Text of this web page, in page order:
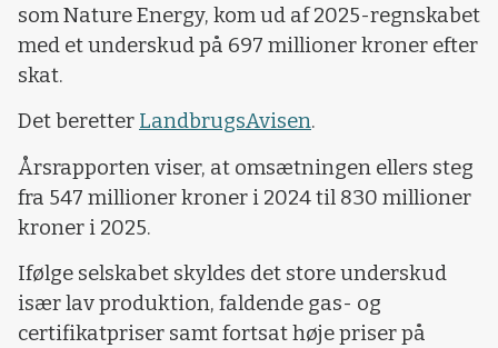
som Nature Energy, kom ud af 2025-regnskabet
med et underskud på 697 millioner kroner efter
skat.
Det beretter LandbrugsAvisen.
Årsrapporten viser, at omsætningen ellers steg
fra 547 millioner kroner i 2024 til 830 millioner
kroner i 2025.
Ifølge selskabet skyldes det store underskud
især lav produktion, faldende gas- og
certifikatpriser samt fortsat høje priser på